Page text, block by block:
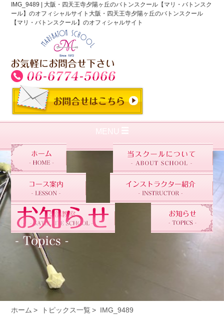
IMG_9489 | 大阪・四天王寺夕陽ヶ丘のバトンスクール【マリ・バトンスク
ール】のオフィシャルサイト大阪・四天王寺夕陽ヶ丘のバトンスクール
【マリ・バトンスクール】のオフィシャルサイト
MENU
ホーム トピックス一覧 IMG_9489